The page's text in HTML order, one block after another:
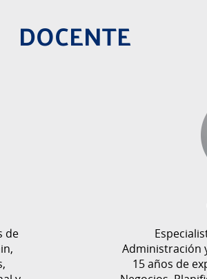
DOCENTE
de
Administración
15 años de